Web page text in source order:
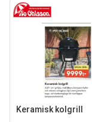
Keramisk kolgrill